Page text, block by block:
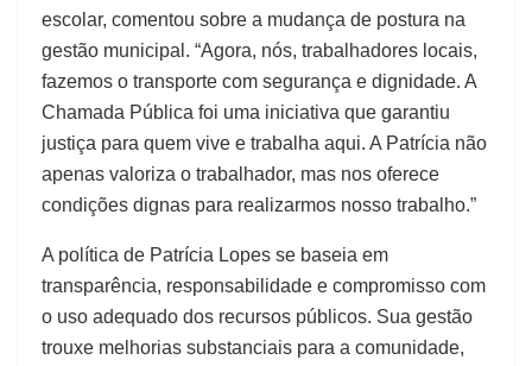
escolar, comentou sobre a mudança de postura na
gestão municipal. “Agora, nós, trabalhadores locais,
fazemos o transporte com segurança e dignidade. A
Chamada Pública foi uma iniciativa que garantiu
justiça para quem vive e trabalha aqui. A Patrícia não
apenas valoriza o trabalhador, mas nos oferece
condições dignas para realizarmos nosso trabalho.”
A política de Patrícia Lopes se baseia em
transparência, responsabilidade e compromisso com
o uso adequado dos recursos públicos. Sua gestão
trouxe melhorias substanciais para a comunidade,